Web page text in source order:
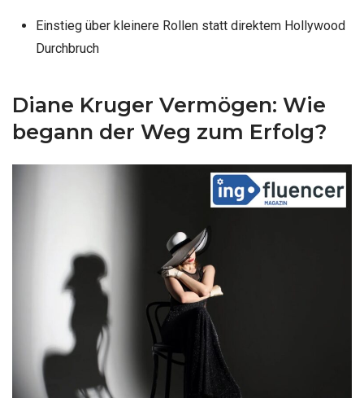
Einstieg über kleinere Rollen statt direktem Hollywood
Durchbruch
Diane Kruger Vermögen: Wie
begann der Weg zum Erfolg?